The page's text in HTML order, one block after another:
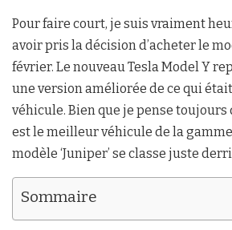
Pour faire court, je suis vraiment
avoir pris la décision d’acheter le
février. Le nouveau Tesla Model Y
une version améliorée de ce qui
véhicule. Bien que je pense toujours
est le meilleur véhicule de la
modèle ‘Juniper’ se classe juste
Sommaire